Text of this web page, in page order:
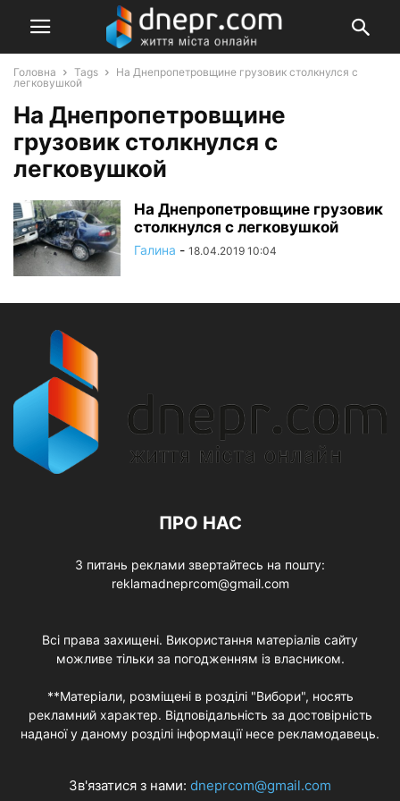
Головна Tags
На Днепропетровщине грузовик столкнулся с
легковушкой
На Днепропетровщине
грузовик столкнулся с
легковушкой
На Днепропетровщине грузовик
столкнулся с легковушкой
Галина - 18.04.2019 10:04
ПРО НАС
З питань реклами звертайтесь на пошту:
reklamadneprcom@gmail.com
Всі права захищені. Використання матеріалів сайту
можливе тільки за погодженням із власником.
**Матеріали, розміщені в розділі "Вибори", носять
рекламний характер. Відповідальність за достовірність
наданої у даному розділі інформації несе рекламодавець.
Зв'язатися з нами: dneprcom@gmail.com